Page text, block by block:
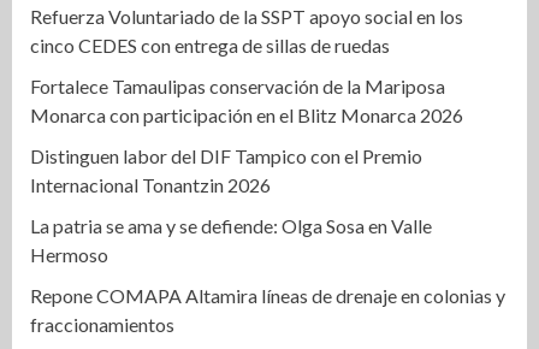
Refuerza Voluntariado de la SSPT apoyo social en los
cinco CEDES con entrega de sillas de ruedas
Fortalece Tamaulipas conservación de la Mariposa
Monarca con participación en el Blitz Monarca 2026
Distinguen labor del DIF Tampico con el Premio
Internacional Tonantzin 2026
La patria se ama y se defiende: Olga Sosa en Valle
Hermoso
Repone COMAPA Altamira líneas de drenaje en colonias y
fraccionamientos